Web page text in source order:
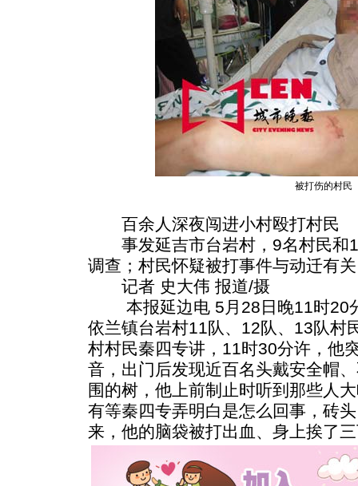
被打伤的村民
百余人深夜闯进小村殴打村民
事发延吉市台岩村，9名村民和1
调查；村民怀疑被打事件与动迁有关
记者 史大伟 报道/摄
本报延边电 5月28日晚11时20
依兰镇台岩村11队、12队、13队村
村村民秦四专讲，11时30分许，他
音，出门后发现近百名头戴安全帽
围的树，他上前制止时听到那些人
有等秦四专弄明白是怎么回事，砖
来，他的脑袋被打出血、身上挨了